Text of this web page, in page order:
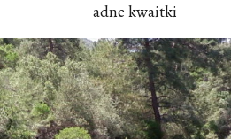
adne kwaitki